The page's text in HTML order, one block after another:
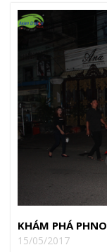
KHÁM PHÁ
15/05/2017